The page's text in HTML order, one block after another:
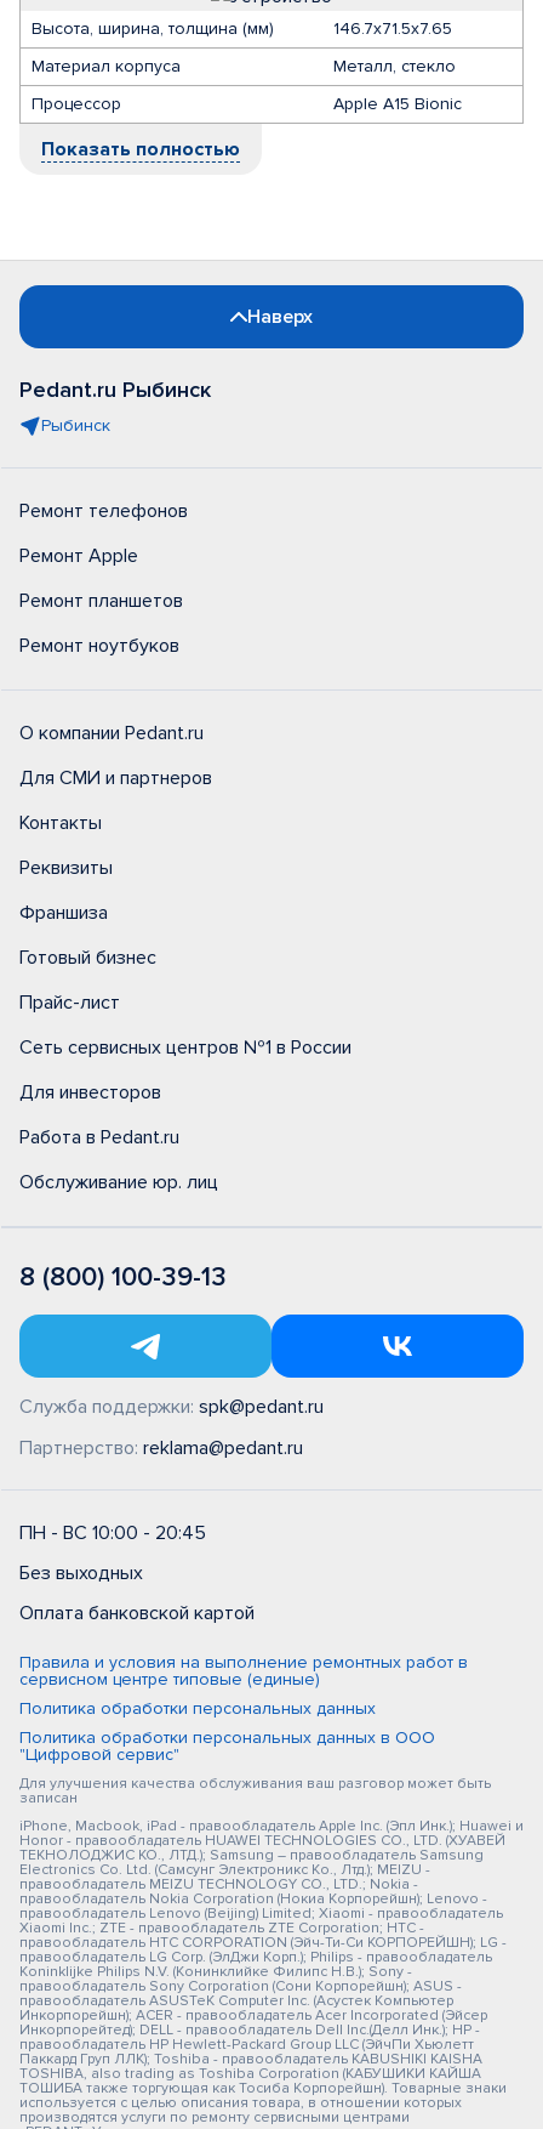
Высота, ширина, толщина (мм)
146.7x71.5x7.65
Материал корпуса
Металл, стекло
Процессор
Apple A15 Bionic
Показать полностью
Наверх
Pedant.ru Рыбинск
Рыбинск
Ремонт телефонов
Ремонт Apple
Ремонт планшетов
Ремонт ноутбуков
О компании Pedant.ru
Для СМИ и партнеров
Контакты
Реквизиты
Франшиза
Готовый бизнес
Прайс-лист
Сеть сервисных центров №1 в России
Для инвесторов
Работа в Pedant.ru
Обслуживание юр. лиц
8 (800) 100-39-13
Служба поддержки: spk@pedant.ru
Партнерство: reklama@pedant.ru
ПН - ВС 10:00 - 20:45
Без выходных
Оплата банковской картой
Правила и условия на выполнение ремонтных работ в
сервисном центре типовые (единые)
Политика обработки персональных данных
Политика обработки персональных данных в ООО
"Цифровой сервис"
Для улучшения качества обслуживания ваш разговор может быть
записан
iPhone, Macbook, iPad - правообладатель Apple Inc. (Эпл Инк.); Huawei и
Honor - правообладатель HUAWEI TECHNOLOGIES CO., LTD. (ХУАВЕЙ
ТЕКНОЛОДЖИС КО., ЛТД.); Samsung – правообладатель Samsung
Electronics Co. Ltd. (Самсунг Электроникс Ко., Лтд.); MEIZU -
правообладатель MEIZU TECHNOLOGY CO., LTD.; Nokia -
правообладатель Nokia Corporation (Нокиа Корпорейшн); Lenovo -
правообладатель Lenovo (Beijing) Limited; Xiaomi - правообладатель
Xiaomi Inc.; ZTE - правообладатель ZTE Corporation; HTC -
правообладатель HTC CORPORATION (Эйч-Ти-Си КОРПОРЕЙШН); LG -
правообладатель LG Corp. (ЭлДжи Корп.); Philips - правообладатель
Koninklijke Philips N.V. (Конинклийке Филипс Н.В.); Sony -
правообладатель Sony Corporation (Сони Корпорейшн); ASUS -
правообладатель ASUSTeK Computer Inc. (Асустек Компьютер
Инкорпорейшн); ACER - правообладатель Acer Incorporated (Эйсер
Инкорпорейтед); DELL - правообладатель Dell Inc.(Делл Инк.); HP -
правообладатель HP Hewlett-Packard Group LLC (ЭйчПи Хьюлетт
Паккард Груп ЛЛК); Toshiba - правообладатель KABUSHIKI KAISHA
TOSHIBA, also trading as Toshiba Corporation (КАБУШИКИ КАЙША
ТОШИБА также торгующая как Тосиба Корпорейшн). Товарные знаки
используется с целью описания товара, в отношении которых
производятся услуги по ремонту сервисными центрами